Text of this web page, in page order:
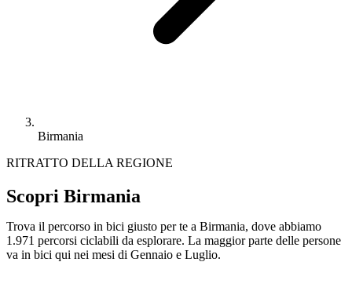
Birmania
RITRATTO DELLA REGIONE
Scopri Birmania
Trova il percorso in bici giusto per te a Birmania, dove abbiamo
1.971 percorsi ciclabili da esplorare. La maggior parte delle persone
va in bici qui nei mesi di Gennaio e Luglio.